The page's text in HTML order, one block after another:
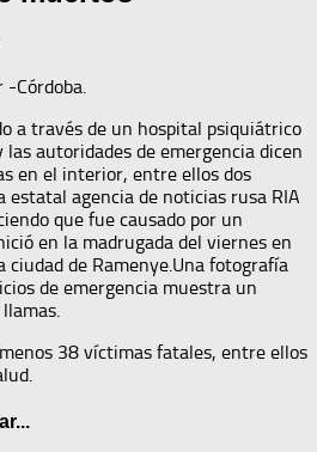
-Córdoba.
a través de un hospital psiquiátrico
las autoridades de emergencia dicen
en el interior, entre ellos dos
estatal agencia de noticias rusa RIA
que fue causado por un
en la madrugada del viernes en
ciudad de Ramenye.Una fotografía
de emergencia muestra un
38 víctimas fatales, entre ellos